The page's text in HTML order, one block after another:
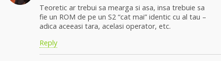
Teoretic ar trebui sa mearga si asa, insa trebuie sa
fie un ROM de pe un S2 “cat mai” identic cu al tau –
adica aceeasi tara, acelasi operator, etc.
Reply